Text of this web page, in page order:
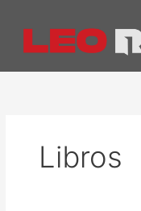
contenido
Libros